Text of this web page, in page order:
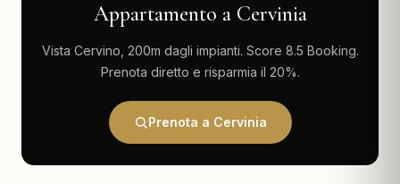
Appartamento a Cervinia
Vista Cervino, 200m dagli impianti. Score 8.5 Booking.
Prenota diretto e risparmia il 20%.
Prenota a Cervinia